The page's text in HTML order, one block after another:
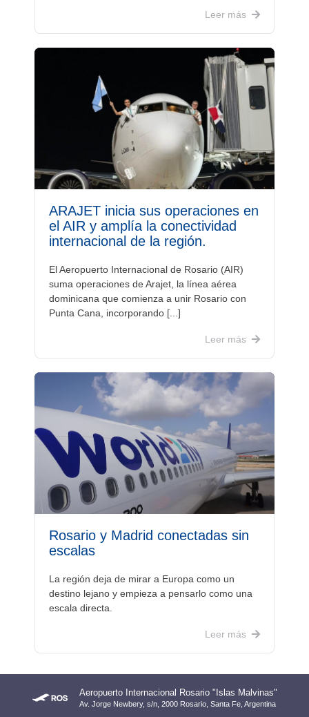
Leer más
ARAJET inicia sus operaciones en
el AIR y amplía la conectividad
internacional de la región.
El Aeropuerto Internacional de Rosario (AIR)
suma operaciones de Arajet, la línea aérea
dominicana que comienza a unir Rosario con
Punta Cana, incorporando [...]
Leer más
Rosario y Madrid conectadas sin
escalas
La región deja de mirar a Europa como un
destino lejano y empieza a pensarlo como una
escala directa.
Leer más
Aeropuerto Internacional Rosario "Islas Malvinas"
Av. Jorge Newbery, s/n, 2000 Rosario, Santa Fe, Argentina